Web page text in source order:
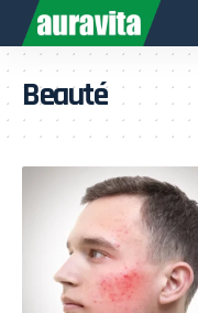
Beauté